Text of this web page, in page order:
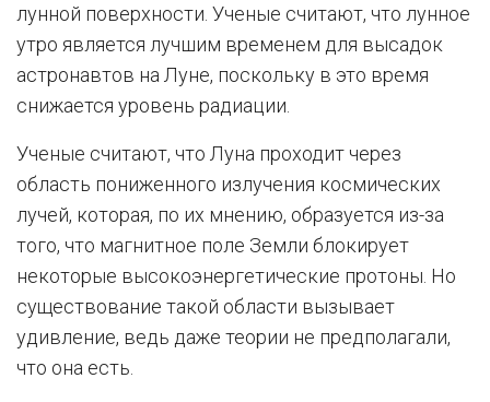
лунной поверхности. Ученые считают, что лунное
утро является лучшим временем для высадок
астронавтов на Луне, поскольку в это время
снижается уровень радиации.
Ученые считают, что Луна проходит через
область пониженного излучения космических
лучей, которая, по их мнению, образуется из-за
того, что магнитное поле Земли блокирует
некоторые высокоэнергетические протоны. Но
существование такой области вызывает
удивление, ведь даже теории не предполагали,
что она есть.